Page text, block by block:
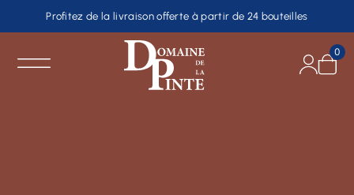
Profitez de la livraison offerte à partir de 24 bouteilles
0